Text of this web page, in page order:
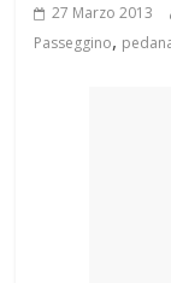
27 Marzo 2013
Passeggino,